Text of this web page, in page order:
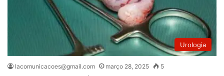
Urologia
lacomunicacoes@gmail.com março 28, 2025 5